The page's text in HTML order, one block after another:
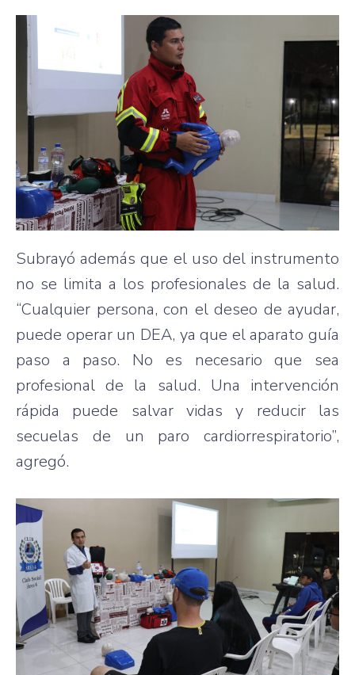
Subrayó además que el uso del instrumento
no se limita a los profesionales de la salud.
“Cualquier persona, con el deseo de ayudar,
puede operar un DEA, ya que el aparato guía
paso a paso. No es necesario que sea
profesional de la salud. Una intervención
rápida puede salvar vidas y reducir las
secuelas de un paro cardiorrespiratorio”,
agregó.